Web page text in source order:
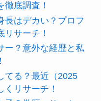
徹底調査！
長はデカい？プロフ
リサーチ！
ー？意外な経歴と私
てる？最近（2025
リサーチ！